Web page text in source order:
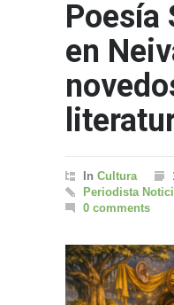
Poesía
en
In Cultura
Periodista
0 comments